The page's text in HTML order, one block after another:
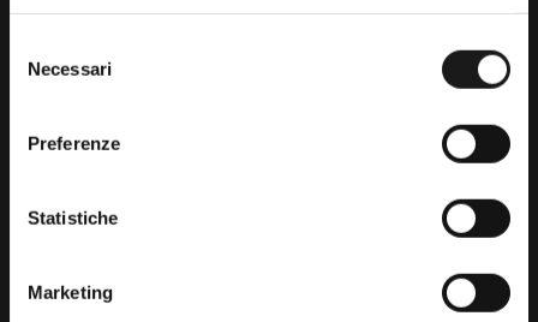
delNecessari
Preferenze
Statistiche
Marketing
powered byGoogle
lascia una recensione su
Abbigliamento
Accessori